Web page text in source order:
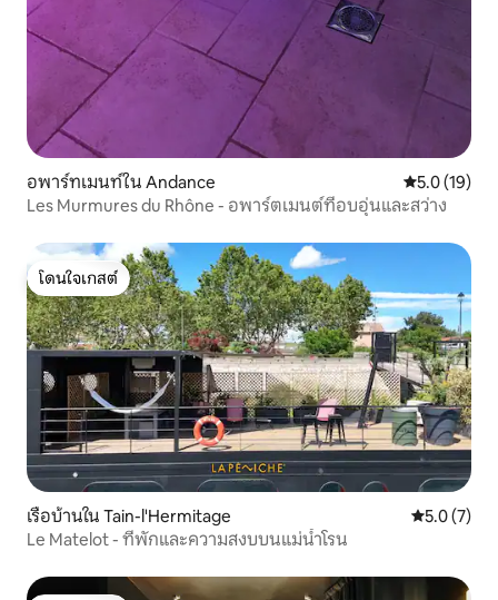
อพาร์ทเมนท์ใน Andance คะแนนเฉลี่ย
5.0 (19)
Les Murmures du Rhône - อพาร์ตเมนต์ที่อบอุ่นและสว่าง
โดนใจเกสต์
โดนใจเกสต์
เรือบ้านใน Tain-l'Hermitage คะแนนเฉลี่
5.0 (7)
Le Matelot - ที่พักและความสงบบนแม่น้ำโรน